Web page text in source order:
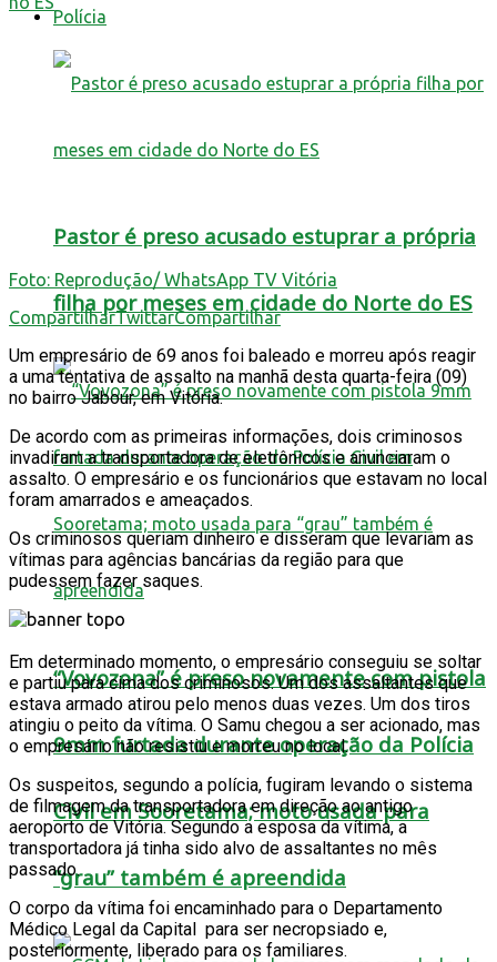
Polícia
Pastor é preso acusado estuprar a própria
filha por meses em cidade do Norte do ES
“Vovozona” é preso novamente com pistola
9mm furtada durante operação da Polícia
Civil em Sooretama; moto usada para
“grau” também é apreendida
Foto: Reprodução/ WhatsApp TV Vitória
CompartilharTwittarCompartilhar
Um empresário de 69 anos foi baleado e morreu após reagir
a uma tentativa de assalto na manhã desta quarta-feira (09)
no bairro Jabour, em Vitória.
De acordo com as primeiras informações, dois criminosos
invadiram a transportadora de eletrônicos e anunciaram o
assalto. O empresário e os funcionários que estavam no local
foram amarrados e ameaçados.
Os criminosos queriam dinheiro e disseram que levariam as
vítimas para agências bancárias da região para que
pudessem fazer saques.
Em determinado momento, o empresário conseguiu se soltar
e partiu para cima dos criminosos. Um dos assaltantes que
estava armado atirou pelo menos duas vezes. Um dos tiros
atingiu o peito da vítima. O Samu chegou a ser acionado, mas
o empresário não resistiu e morreu no local.
Os suspeitos, segundo a polícia, fugiram levando o sistema
de filmagem da transportadora em direção ao antigo
aeroporto de Vitória. Segundo a esposa da vítima, a
transportadora já tinha sido alvo de assaltantes no mês
passado.
O corpo da vítima foi encaminhado para o Departamento
Médico Legal da Capital para ser necropsiado e,
posteriormente, liberado para os familiares.